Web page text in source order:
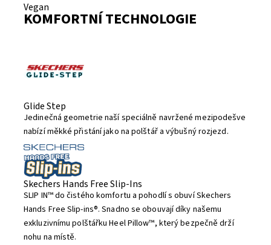
Vegan
KOMFORTNÍ TECHNOLOGIE
Glide Step
Jedinečná geometrie naší speciálně navržené mezipodešve
nabízí měkké přistání jako na polštář a výbušný rozjezd.
Skechers Hands Free Slip-Ins
SLIP IN™ do čistého komfortu a pohodlí s obuví Skechers
Hands Free Slip-ins®. Snadno se obouvají díky našemu
exkluzivnímu polštářku Heel Pillow™, který bezpečně drží
nohu na místě.